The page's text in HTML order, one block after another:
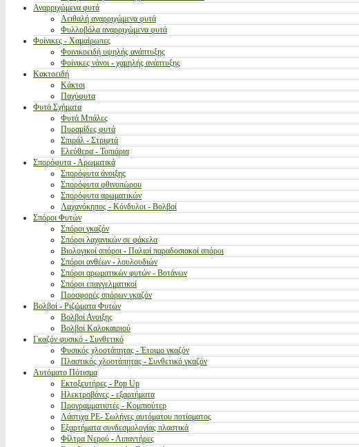
Αναρριχώμενα φυτά
Αειθαλή αναρριχώμενα φυτά
Φυλλοβόλα αναρριχώμενα φυτά
Φοίνικες - Χαμαίρωπες
Φοινικοειδή υψηλής ανάπτυξης
Φοίνικες νάνοι - χαμηλής ανάπτυξης
Κακτοειδή
Κάκτοι
Παχύφυτα
Φυτά Σχήματα
Φυτά Μπάλες
Πυραμίδες φυτά
Σπιράλ - Στριφτά
Ελεύθερα - Τοπιάρια
Σπορόφυτα - Αρωματικά
Σπορόφυτα άνοιξης
Σπορόφυτα φθινοπώρου
Σπορόφυτα αρωματικών
Λαχανόκηπος - Κόνδυλοι - Βολβοί
Σπόροι Φυτών
Σπόροι γκαζόν
Σπόροι λαχανικών σε φάκελα
Βιολογικοί σπόροι - Παλιοί παραδοσιακοί σπόροι
Σπόροι ανθέων - λουλουδιών
Σπόροι αρωματικών φυτών - Βοτάνων
Σπόροι επαγγελματικοί
Προσφορές σπόρων γκαζόν
Βολβοί - Ριζώματα Φυτών
Βολβοί Ανοιξης
Βολβοί Καλοκαιριού
Γκαζόν φυσικό - Συνθετικό
Φυσικός χλοοτάπητας - Έτοιμο γκαζόν
Πλαστικός χλοοτάπητας - Συνθετικό γκαζόν
Αυτόματο Πότισμα
Εκτοξευτήρες - Pop Up
Ηλεκτροβάνες - εξαρτήματα
Προγραμματιστές - Κομπιούτερ
Λάστιχα PE- Σωλήνες αυτόματου ποτίσματος
Εξαρτήματα συνδεσμολογίας πλαστικά
Φίλτρα Νερού - Λιπαντήρες